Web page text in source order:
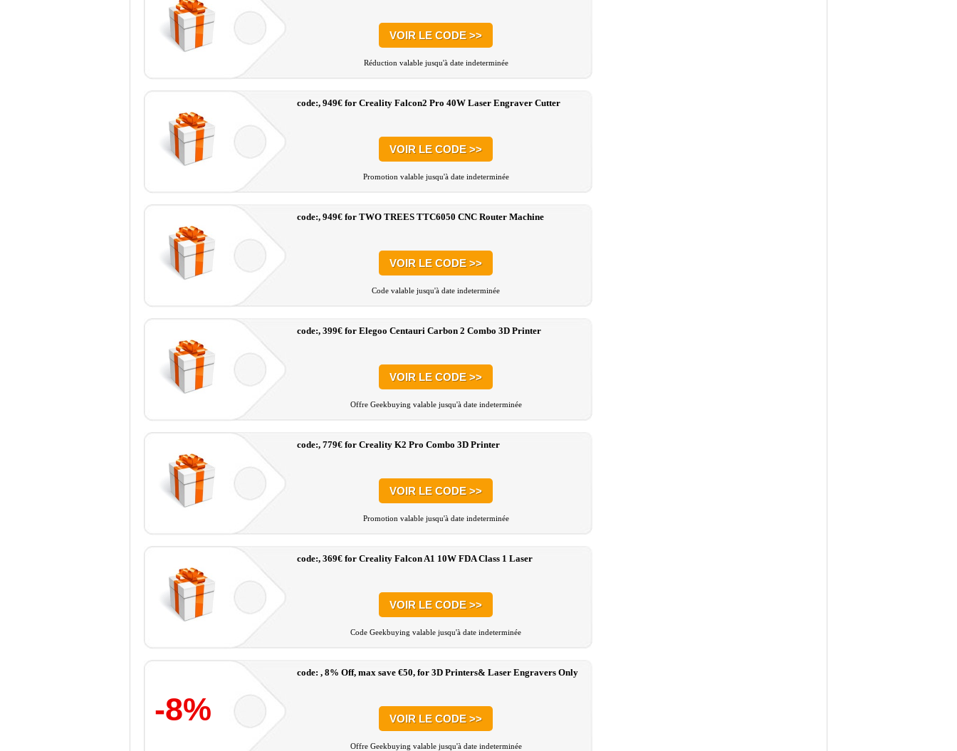
VOIR LE CODE >>
Réduction valable jusqu'à date indeterminée
code:, 949€ for Creality Falcon2 Pro 40W Laser Engraver Cutter
VOIR LE CODE >>
Promotion valable jusqu'à date indeterminée
code:, 949€ for TWO TREES TTC6050 CNC Router Machine
VOIR LE CODE >>
Code valable jusqu'à date indeterminée
code:, 399€ for Elegoo Centauri Carbon 2 Combo 3D Printer
VOIR LE CODE >>
Offre Geekbuying valable jusqu'à date indeterminée
code:, 779€ for Creality K2 Pro Combo 3D Printer
VOIR LE CODE >>
Promotion valable jusqu'à date indeterminée
code:, 369€ for Creality Falcon A1 10W FDA Class 1 Laser
VOIR LE CODE >>
Code Geekbuying valable jusqu'à date indeterminée
-8%
code: , 8% Off, max save €50, for 3D Printers& Laser Engravers Only
VOIR LE CODE >>
Offre Geekbuying valable jusqu'à date indeterminée